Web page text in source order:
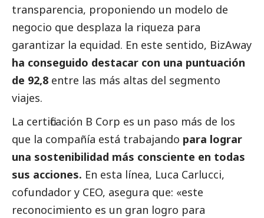
transparencia, proponiendo un modelo de
negocio que desplaza la riqueza para
garantizar la equidad. En este sentido, BizAway
ha conseguido destacar con una puntuación
de 92,8 entre las más altas del segmento
viajes.
La certificación B Corp es un paso más de los
que la compañía está trabajando para lograr
una sostenibilidad más consciente en todas
sus acciones. En esta línea, Luca Carlucci,
cofundador y CEO, asegura que: «este
reconocimiento es un gran logro para